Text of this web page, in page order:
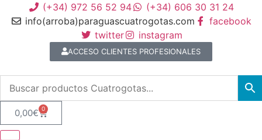
(+34) 972 56 52 94
(+34) 606 30 31 24
info(arroba)paraguascuatrogotas.com
facebook
twitter
instagram
ACCESO CLIENTES PROFESIONALES
0,00€ 0